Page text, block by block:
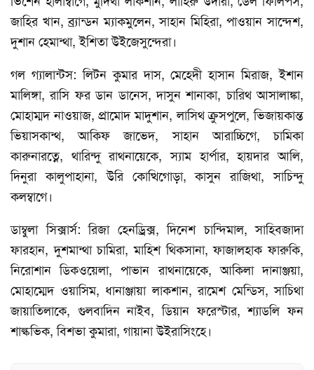
জাহির খান, ব্র্যান্ডন ম্যাকমুলেন, সাহান মিহিরা, পাওয়ান সান্দেশ,
দুশান হেমান্থা, ইশিতা উইজেসুন্দেরা।
গল গ্যালান্টস: লিটন কুমার দাস, মেহেদী হাসান মিরাজ, ইশান
মালিঙ্গা, রাসি ফর ডান ডানেস, দাসুন শানাকা, চারিথ আসালাঙ্কা,
মোহাম্মদ নাওয়াজ, প্রামোদ মাদুশান, লাসিথ ক্রুসপুলে, ভিজায়কান্ত
ভিয়াসকান্থ, আকিফ জাভেদ, সাহান আরাচ্চিগে, চামিকা
কারুনারত্নে, থারিন্দু রাথ্নায়েকে, স্যাম হার্পার, হায়দার আলি,
দিনুরা কালুপাহানা, উরি কোত্থিগোড়া, কাসুন রাজিথা, সাচিন্দু
কলম্বাগে।
ডাম্বুলা সিক্সার্স: রিজা হেনড্রিক্স, দিনেশ চান্দিমাল, সাহিবজাদা
ফারহান, দুশমান্থা চামিরা, মাহিশ থিকসানা, ফাজালহাক ফারুকি,
নিরোশান ডিকওয়েলা, পাভান রাথ্নায়েকে, আকিলা দানাঞ্জয়া,
মোহাম্মেদ ওয়াসিম, ধানাঞ্জায়া লাকশান, রামেশ মেন্ডিস, সাচিথা
জায়াতিলাকে, গুলবাদিন নাইব, ডিয়ান ফরেস্টার, শ্যাডলি ফন
শাল্কভিক, বিশভা কুমারা, গায়ানা উইরাসিংহে।